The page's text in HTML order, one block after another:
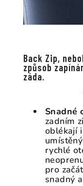
Back Zip,
způsob
záda.
Snadné
zadním
oblékají
rychlé
pro
snadný